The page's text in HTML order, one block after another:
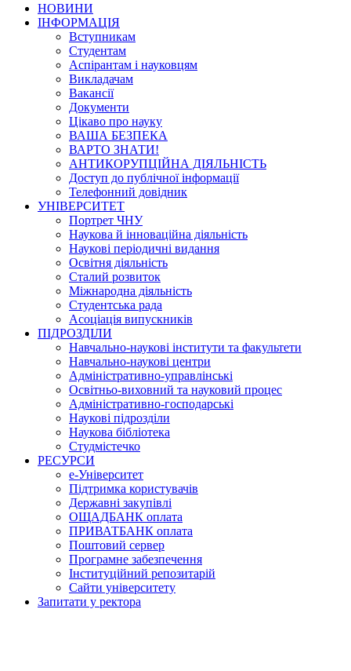
НОВИНИ
ІНФОРМАЦІЯ
Вступникам
Студентам
Аспірантам і науковцям
Викладачам
Вакансії
Документи
Цікаво про науку
ВАША БЕЗПЕКА
ВАРТО ЗНАТИ!
АНТИКОРУПЦІЙНА ДІЯЛЬНІСТЬ
Доступ до публічної інформації
Телефонний довідник
УНІВЕРСИТЕТ
Портрет ЧНУ
Наукова й інноваційна діяльність
Наукові періодичні видання
Освітня діяльність
Сталий розвиток
Міжнародна діяльність
Студентська рада
Асоціація випускників
ПІДРОЗДІЛИ
Навчально-наукові інститути та факультети
Навчально-наукові центри
Адміністративно-управлінські
Освітньо-виховний та науковий процес
Адміністративно-господарські
Наукові підрозділи
Наукова бібліотека
Студмістечко
РЕСУРСИ
е-Університет
Підтримка користувачів
Державні закупівлі
ОЩАДБАНК оплата
ПРИВАТБАНК оплата
Поштовий сервер
Програмне забезпечення
Інституційний репозитарій
Сайти університету
Запитати у ректора